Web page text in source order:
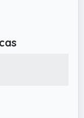
sus
de